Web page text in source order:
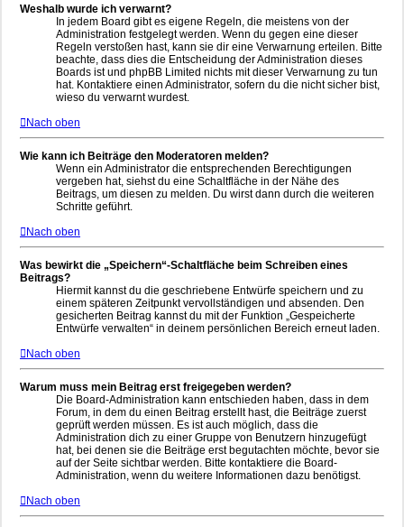
Weshalb wurde ich verwarnt?
In jedem Board gibt es eigene Regeln, die meistens von der
Administration festgelegt werden. Wenn du gegen eine dieser
Regeln verstoßen hast, kann sie dir eine Verwarnung erteilen. Bitte
beachte, dass dies die Entscheidung der Administration dieses
Boards ist und phpBB Limited nichts mit dieser Verwarnung zu tun
hat. Kontaktiere einen Administrator, sofern du die nicht sicher bist,
wieso du verwarnt wurdest.
Nach oben
Wie kann ich Beiträge den Moderatoren melden?
Wenn ein Administrator die entsprechenden Berechtigungen
vergeben hat, siehst du eine Schaltfläche in der Nähe des
Beitrags, um diesen zu melden. Du wirst dann durch die weiteren
Schritte geführt.
Nach oben
Was bewirkt die „Speichern“-Schaltfläche beim Schreiben eines
Beitrags?
Hiermit kannst du die geschriebene Entwürfe speichern und zu
einem späteren Zeitpunkt vervollständigen und absenden. Den
gesicherten Beitrag kannst du mit der Funktion „Gespeicherte
Entwürfe verwalten“ in deinem persönlichen Bereich erneut laden.
Nach oben
Warum muss mein Beitrag erst freigegeben werden?
Die Board-Administration kann entschieden haben, dass in dem
Forum, in dem du einen Beitrag erstellt hast, die Beiträge zuerst
geprüft werden müssen. Es ist auch möglich, dass die
Administration dich zu einer Gruppe von Benutzern hinzugefügt
hat, bei denen sie die Beiträge erst begutachten möchte, bevor sie
auf der Seite sichtbar werden. Bitte kontaktiere die Board-
Administration, wenn du weitere Informationen dazu benötigst.
Nach oben